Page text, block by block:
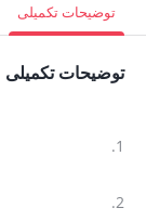
توضیحات تکمیلی
توضیحات تکمیلی
1.
2.